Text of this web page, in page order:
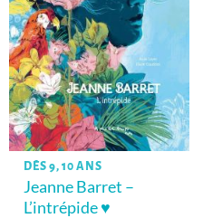
DÈS 9, 10 ANS
Jeanne Barret –
L’intrépide ♥